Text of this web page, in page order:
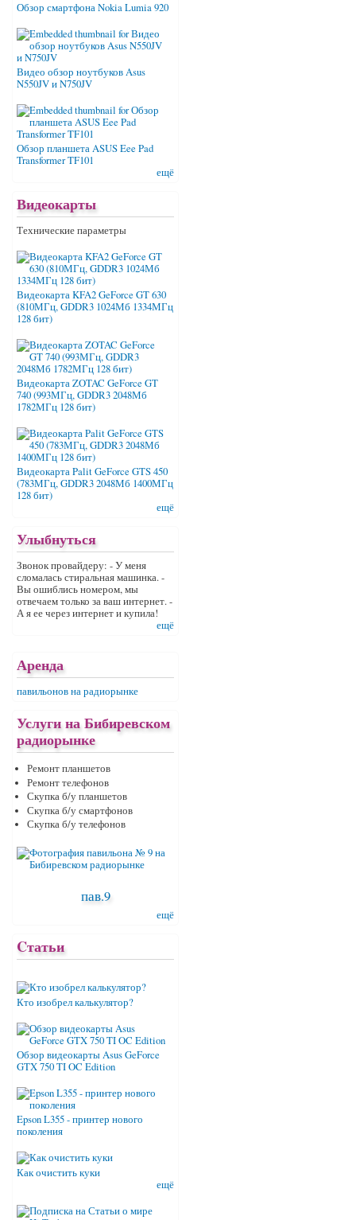
Обзор смартфона Nokia Lumia 920
Видео обзор ноутбуков Asus
N550JV и N750JV
Обзор планшета ASUS Eee Pad
Transformer TF101
ещё
Видеокарты
Технические параметры
Видеокарта KFA2 GeForce GT 630
(810МГц, GDDR3 1024Мб 1334МГц
128 бит)
Видеокарта ZOTAC GeForce GT
740 (993МГц, GDDR3 2048Мб
1782МГц 128 бит)
Видеокарта Palit GeForce GTS 450
(783МГц, GDDR3 2048Мб 1400МГц
128 бит)
ещё
Улыбнуться
Звонок провайдеру: - У меня
сломалась стиральная машинка. -
Вы ошиблись номером, мы
отвечаем только за ваш интернет. -
А я ее через интернет и купила!
ещё
Аренда
павильонов на радиорынке
Услуги на Бибиревском
радиорынке
Ремонт планшетов
Ремонт телефонов
Скупка б/у планшетов
Скупка б/у смартфонов
Скупка б/у телефонов
пав.9
ещё
Cтатьи
Кто изобрел калькулятор?
Обзор видеокарты Asus GeForce
GTX 750 TI OC Edition
Epson L355 - принтер нового
поколения
Как очистить куки
ещё